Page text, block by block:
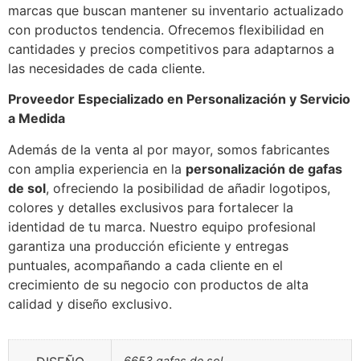
marcas que buscan mantener su inventario actualizado
con productos tendencia. Ofrecemos flexibilidad en
cantidades y precios competitivos para adaptarnos a
las necesidades de cada cliente.
Proveedor Especializado en Personalización y Servicio
a Medida
Además de la venta al por mayor, somos fabricantes
con amplia experiencia en la personalización de gafas
de sol, ofreciendo la posibilidad de añadir logotipos,
colores y detalles exclusivos para fortalecer la
identidad de tu marca. Nuestro equipo profesional
garantiza una producción eficiente y entregas
puntuales, acompañando a cada cliente en el
crecimiento de su negocio con productos de alta
calidad y diseño exclusivo.